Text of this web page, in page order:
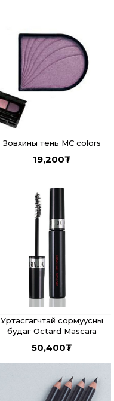
Зовхины тень MC colors
19,200₮
Уртасгагчтай сормуусны
будаг Octard Mascara
50,400₮